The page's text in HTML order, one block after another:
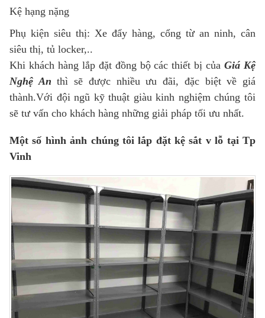
Kệ hạng nặng
Phụ kiện siêu thị: Xe đẩy hàng, cổng từ an ninh, cân
siêu thị, tủ locker,..
Khi khách hàng lắp đặt đồng bộ các thiết bị củaGiá Kệ
Nghệ An thì sẽ được nhiều ưu đãi, đặc biệt về giá
thành.Với đội ngũ kỹ thuật giàu kinh nghiệm chúng tôi
sẽ tư vấn cho khách hàng những giải pháp tối ưu nhất.
Một số hình ảnh chúng tôi lắp đặt kệ sắt v lỗ tại Tp
Vinh